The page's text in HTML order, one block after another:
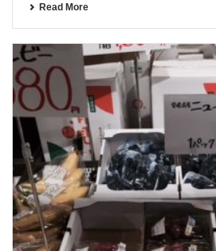
Read More